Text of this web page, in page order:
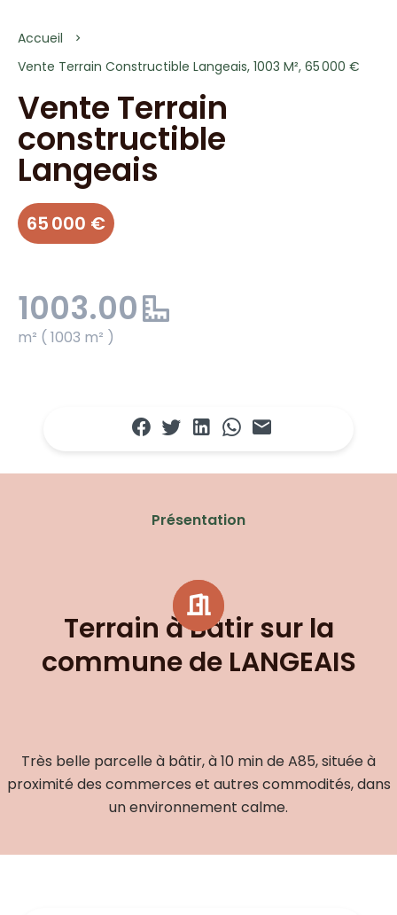
Accueil
Vente Terrain Constructible Langeais, 1003 M², 65 000 €
Vente Terrain
constructible
Langeais
65 000 €
1003.00
m² ( 1003 m² )
Présentation
Terrain à Bâtir sur la
commune de LANGEAIS
Très belle parcelle à bâtir, à 10 min de A85, située à
proximité des commerces et autres commodités, dans
un environnement calme.